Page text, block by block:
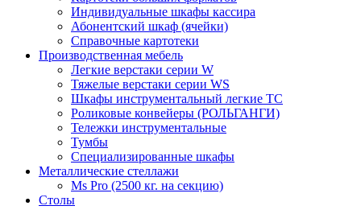
Индивидуальные шкафы кассира
Абонентский шкаф (ячейки)
Справочные картотеки
Производственная мебель
Легкие верстаки серии W
Тяжелые верстаки серии WS
Шкафы инструментальный легкие ТС
Роликовые конвейеры (РОЛЬГАНГИ)
Тележки инструментальные
Тумбы
Специализированные шкафы
Металлические стеллажи
Ms Pro (2500 кг. на секцию)
Столы